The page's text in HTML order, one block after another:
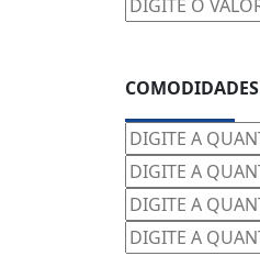
COMODIDADES